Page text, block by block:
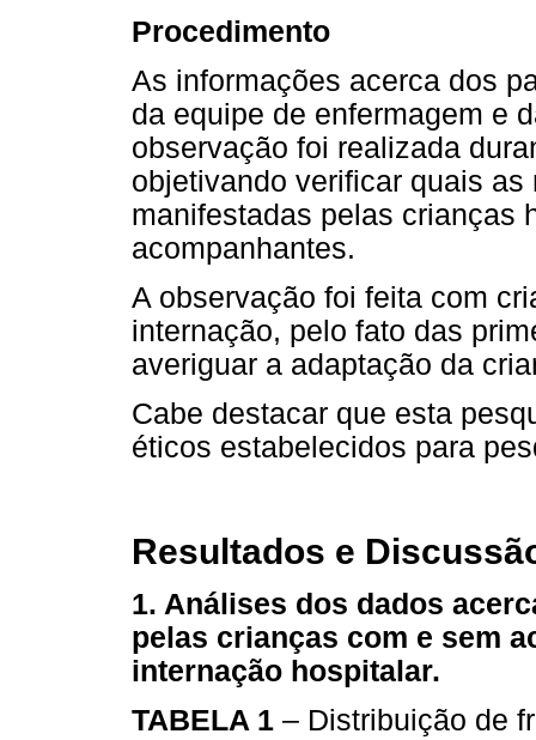
Procedimento
As informações acerca dos
da equipe de enfermagem e
observação foi realizada
objetivando verificar quais
manifestadas pelas crianças
acompanhantes.
A observação foi feita com
internação, pelo fato das
averiguar a adaptação da
Cabe destacar que esta
éticos estabelecidos para
Resultados e
1. Análises dos dados
pelas crianças com e sem
internação hospitalar.
TABELA 1 – Distribuição de